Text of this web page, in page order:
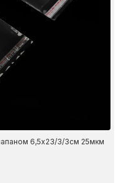
6,5х23/3/3см 25мкм